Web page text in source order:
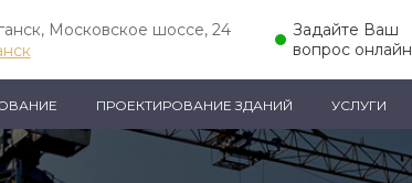
Московское шоссе, 24
Задайте Ваш
вопрос онлайн
ПРОЕКТИРОВАНИЕ ЗДАНИЙ УСЛУГИ